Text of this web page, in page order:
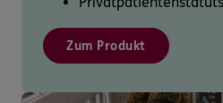
Zum Produkt